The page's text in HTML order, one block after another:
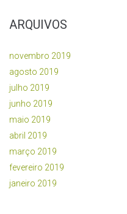
ARQUIVOS
novembro 2019
agosto 2019
julho 2019
junho 2019
maio 2019
abril 2019
março 2019
fevereiro 2019
janeiro 2019